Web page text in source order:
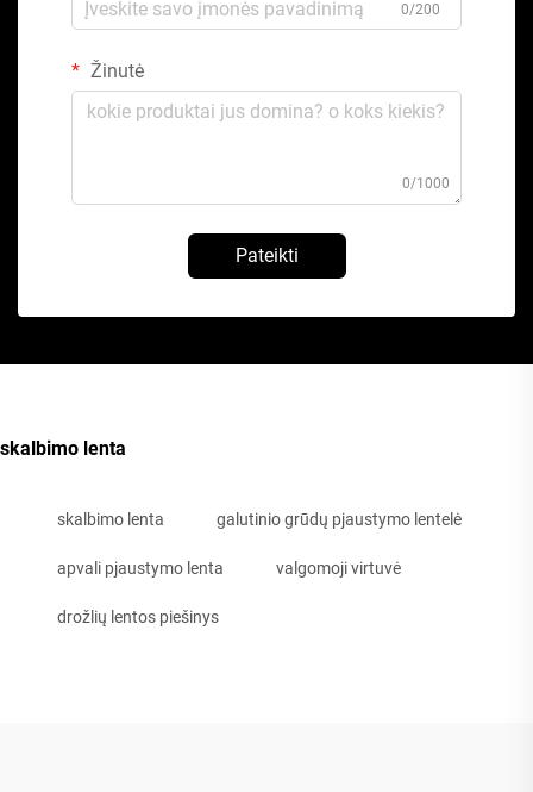
0/200
Žinutė
0/1000
Pateikti
skalbimo lenta
skalbimo lenta galutinio grūdų pjaustymo lentelė
apvali pjaustymo lenta valgomoji virtuvė
drožlių lentos piešinys